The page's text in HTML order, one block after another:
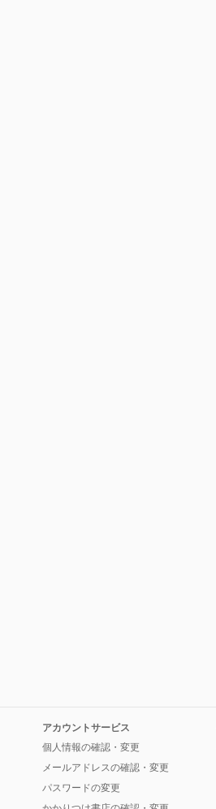
アカウントサービス
個人情報の確認・変更
メールアドレスの確認・変更
パスワードの変更